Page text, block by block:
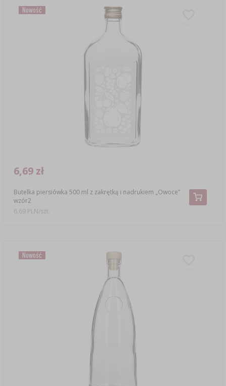
Nowość
Butelka piersiówka 500 ml z zakrętką i nadrukiem „Owoce”
wzór2
6,69 zł
6,69 PLN/szt.
Nowość